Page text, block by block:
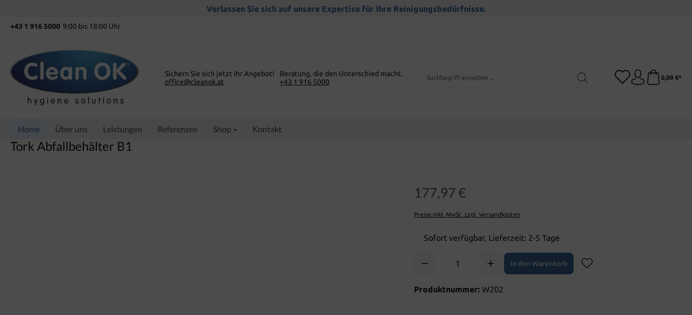
Verlassen Sie sich auf unsere Expertise für Ihre Reinigungsbedürfnisse.
+43 1 916 5000 9:00 bis 18:00 Uhr
Sichern Sie sich jetzt Ihr Angebot!
office@cleanok.at
Beratung, die den Unterschied macht.
+43 1 916 5000
0,00 €*
Home Über uns Leistungen Referenzen Shop Kontakt
Tork Abfallbehälter B1
177,97 €
Preise inkl. MwSt. zzgl. Versandkosten
Sofort verfügbar, Lieferzeit: 2-5 Tage
Produkt Anzahl: Gib den gewünschten Wert ein oder benutze die
In den Warenkorb
Produktnummer: W202